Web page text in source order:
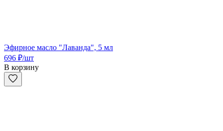
Эфирное масло "Лаванда", 5 мл
696 ₽/шт
В корзину